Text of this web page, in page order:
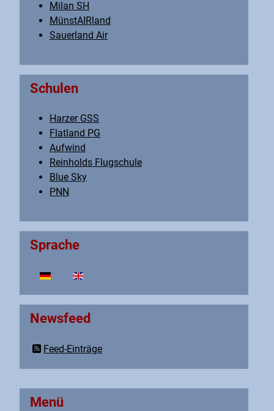
Menü
Milan SH
MünstAIRland
Sauerland Air
Schulen
Harzer GSS
Flatland PG
Aufwind
Reinholds Flugschule
Blue Sky
PNN
Sprache
Sprache auswählen
Newsfeed
Feed-Einträge